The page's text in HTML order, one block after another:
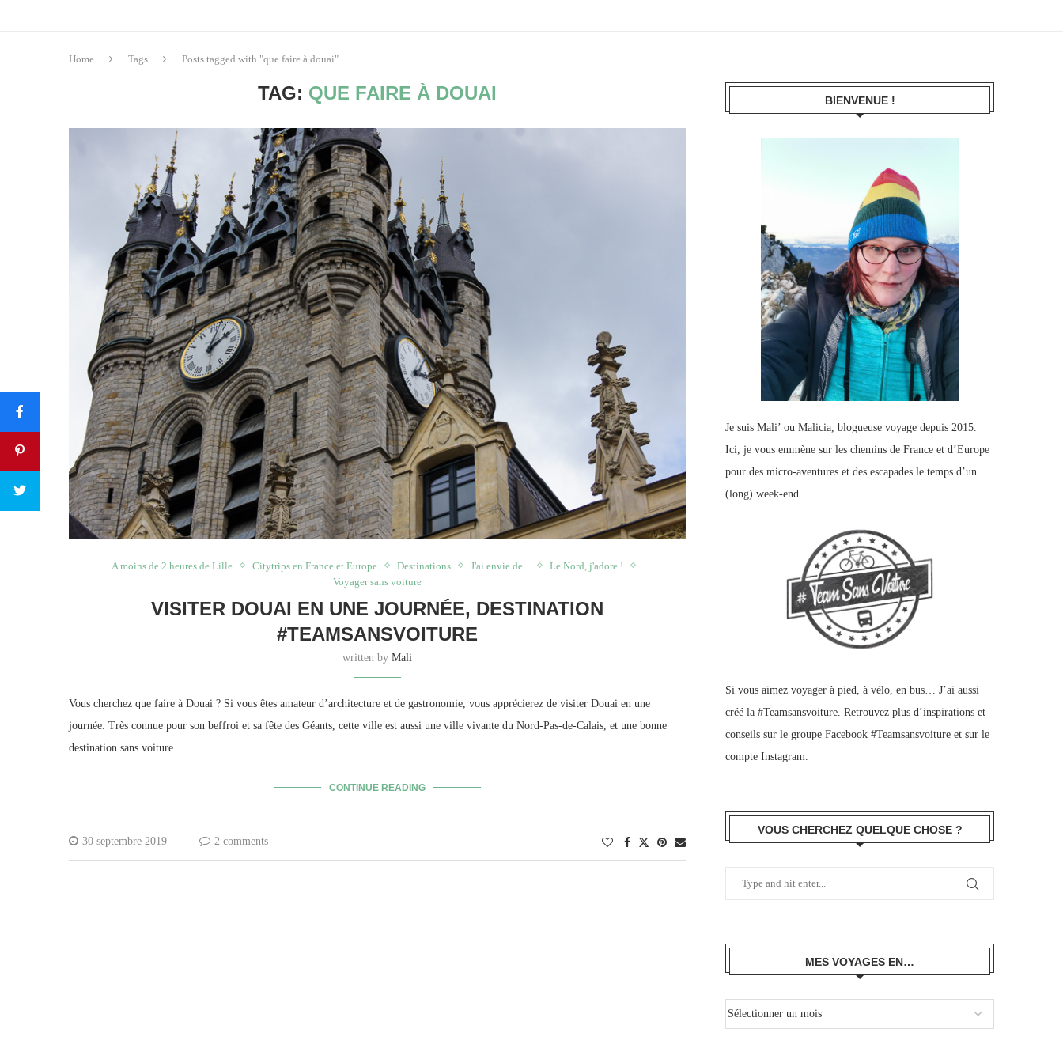
Home Tags Posts tagged with "que faire à douai"
TAG: QUE FAIRE À DOUAI
A moins de 2 heures de Lille Citytrips en France et Europe Destinations J'ai envie de...
Le Nord, j'adore !
Voyager sans voiture
VISITER DOUAI EN UNE JOURNÉE, DESTINATION
#TEAMSANSVOITURE
written by Mali
Vous cherchez que faire à Douai ? Si vous êtes amateur d’architecture et de gastronomie, vous apprécierez de visiter Douai en une
journée. Très connue pour son beffroi et sa fête des Géants, cette ville est aussi une ville vivante du Nord-Pas-de-Calais, et une bonne
destination sans voiture.
CONTINUE READING
30 septembre 2019 2 comments
BIENVENUE !
Je suis Mali’ ou Malicia, blogueuse voyage depuis 2015.
Ici, je vous emmène sur les chemins de France et d’Europe
pour des micro-aventures et des escapades le temps d’un
(long) week-end.
Si vous aimez voyager à pied, à vélo, en bus… J’ai aussi
créé la #Teamsansvoiture. Retrouvez plus d’inspirations et
conseils sur le groupe Facebook #Teamsansvoiture et sur le
compte Instagram.
VOUS CHERCHEZ QUELQUE CHOSE ?
MES VOYAGES EN…